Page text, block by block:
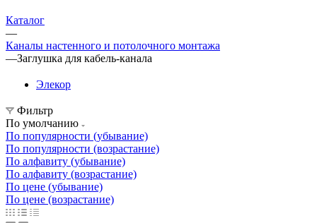
Каталог
—
Каналы настенного и потолочного монтажа
—Заглушка для кабель-канала
Элекор
Фильтр
По умолчанию
По популярности (убывание)
По популярности (возрастание)
По алфавиту (убывание)
По алфавиту (возрастание)
По цене (убывание)
По цене (возрастание)